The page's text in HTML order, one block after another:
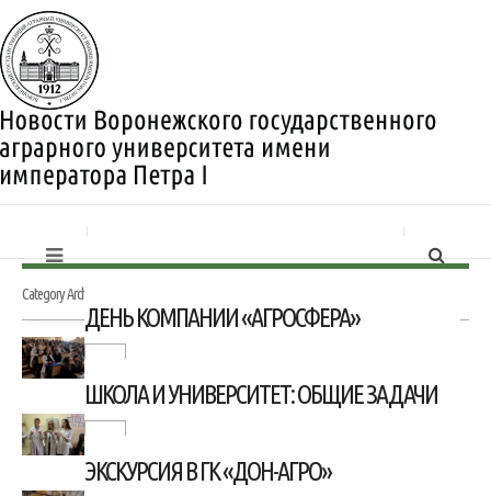
Category Archives:
ДЕНЬ КОМПАНИИ «АГРОСФЕРА»
ШКОЛА И УНИВЕРСИТЕТ: ОБЩИЕ ЗАДАЧИ
ЭКСКУРСИЯ В ГК «ДОН-АГРО»